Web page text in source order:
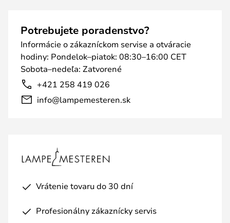
Potrebujete poradenstvo?
Informácie o zákazníckom servise a otváracie
hodiny: Pondelok–piatok: 08:30–16:00 CET
Sobota–nedeľa: Zatvorené
+421 258 419 026
info@lampemesteren.sk
Vrátenie tovaru do 30 dní
Profesionálny zákaznícky servis